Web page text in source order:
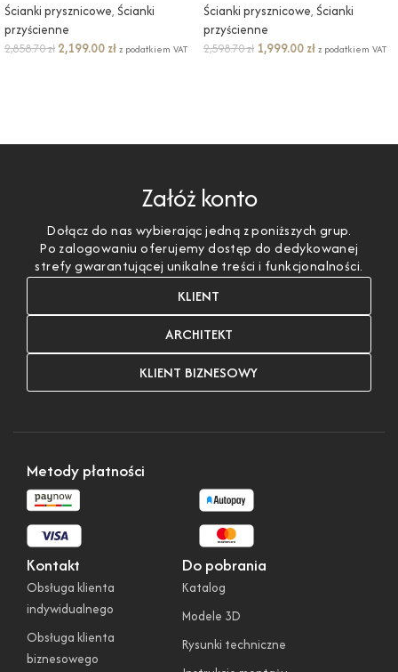
Ścianki prysznicowe, Ścianki
przyścienne
2,858.70zł 2,199.00 złz podatkiem VAT
Ścianki prysznicowe, Ścianki
przyścienne
2,598.70zł 1,999.00 złz podatkiem VAT
Załóż konto
Dołącz do nas wybierając jedną z poniższych grup.
Po zalogowaniu oferujemy dostęp do dedykowanej
strefy gwarantującej unikalne treści i funkcjonalności.
KLIENT
ARCHITEKT
KLIENT BIZNESOWY
Kontakt
Obsługa klienta
indywidualnego
Obsługa klienta
biznesowego
Do pobrania
Katalog
Modele 3D
Rysunki techniczne
Metody płatności